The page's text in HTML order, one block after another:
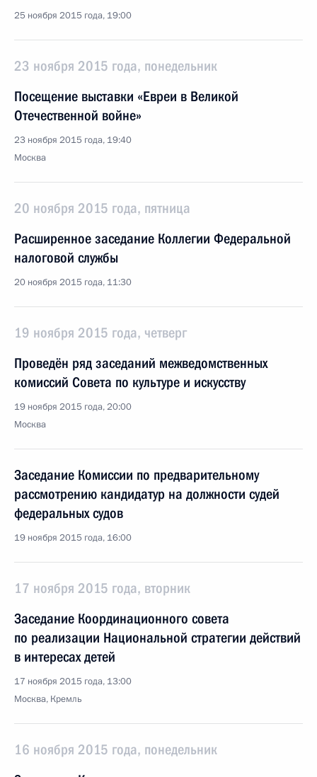
25 ноября 2015 года, 19:00
23 ноября 2015 года, понедельник
Посещение выставки «Евреи в Великой
Отечественной войне»
23 ноября 2015 года, 19:40
Москва
20 ноября 2015 года, пятница
Расширенное заседание Коллегии Федеральной
налоговой службы
20 ноября 2015 года, 11:30
19 ноября 2015 года, четверг
Проведён ряд заседаний межведомственных
комиссий Совета по культуре и искусству
19 ноября 2015 года, 20:00
Москва
Заседание Комиссии по предварительному
рассмотрению кандидатур на должности судей
федеральных судов
19 ноября 2015 года, 16:00
17 ноября 2015 года, вторник
Заседание Координационного совета
по реализации Национальной стратегии действий
в интересах детей
17 ноября 2015 года, 13:00
Москва, Кремль
16 ноября 2015 года, понедельник